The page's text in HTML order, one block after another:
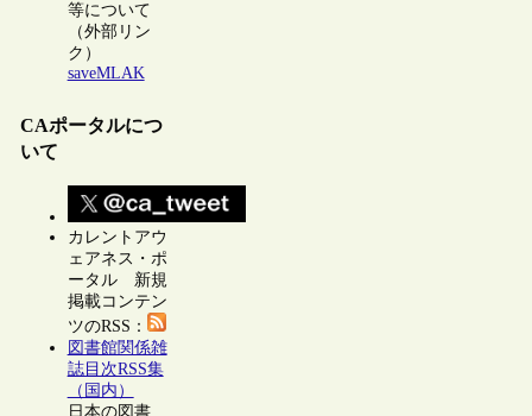
等について
（外部リン
ク）
saveMLAK
CAポータルにつ
いて
カレントアウ
ェアネス・ポ
ータル 新規
掲載コンテン
ツのRSS：
図書館関係雑
誌目次RSS集
（国内）
日本の図書